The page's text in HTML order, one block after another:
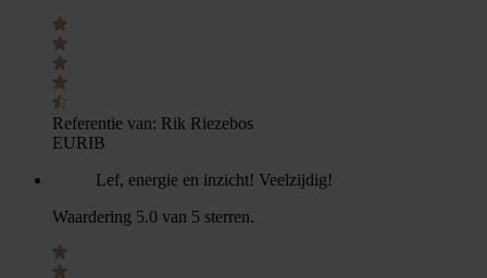
Referentie van: Rik Riezebos
EURIB
Lef, energie en inzicht! Veelzijdig!
Waardering 5.0 van 5 sterren.